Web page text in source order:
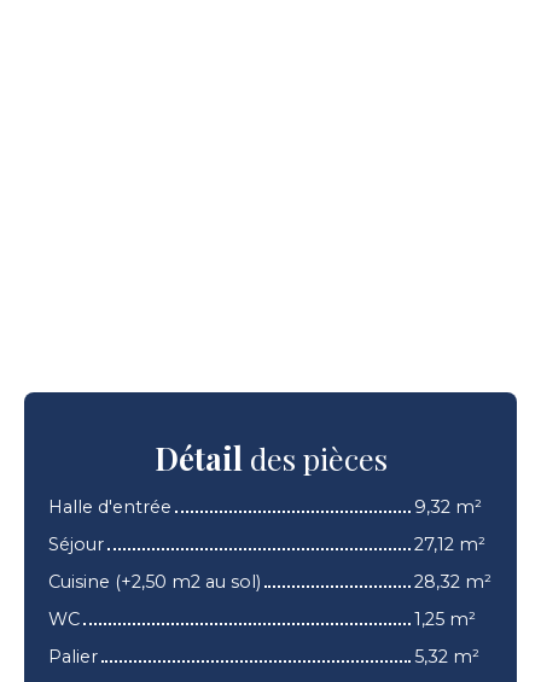
Détail des pièces
Halle d'entrée
9,32 m²
Séjour
27,12 m²
Cuisine (+2,50 m2 au sol)
28,32 m²
WC
1,25 m²
Palier
5,32 m²